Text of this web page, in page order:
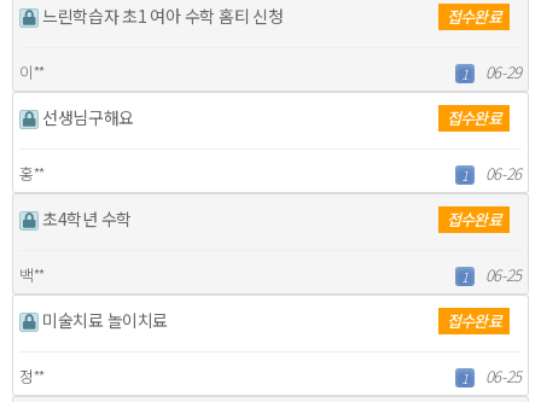
느린학습자 초1 여아 수학 홈티 신청 접수완료
이** 1 06-29
선생님구해요 접수완료
홍** 1 06-26
초4학년 수학 접수완료
백** 1 06-25
미술치료 놀이치료 접수완료
정** 1 06-25